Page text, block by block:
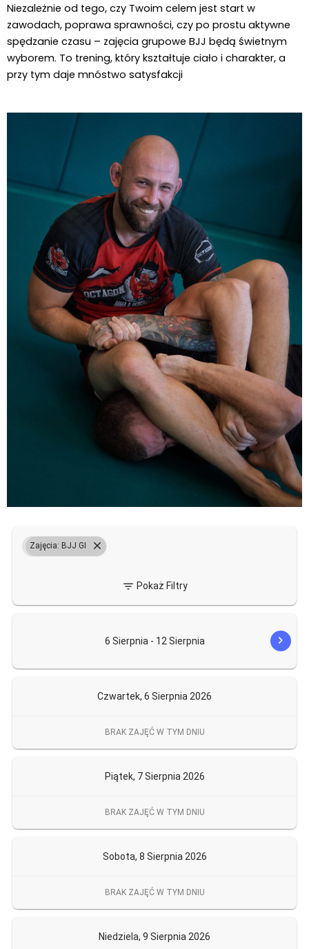
Niezależnie od tego, czy Twoim celem jest start w
zawodach, poprawa sprawności, czy po prostu aktywne
spędzanie czasu – zajęcia grupowe BJJ będą świetnym
wyborem. To trening, który kształtuje ciało i charakter, a
przy tym daje mnóstwo satysfakcji